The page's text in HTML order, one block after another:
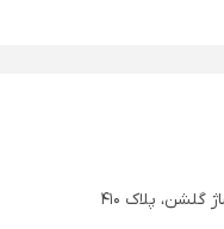
پلاک 410